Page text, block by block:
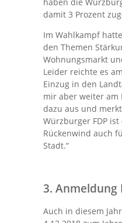
damit 3 Prozent
Im Wahlkampf
den Themen
Wohnungsmarkt
Leider reichte es
Einzug in den
mir aber weiter am
dazu aus und
Würzburger FDP ist
Rückenwind auch
Stadt.“
3. Anmeldung
Auch in diesem